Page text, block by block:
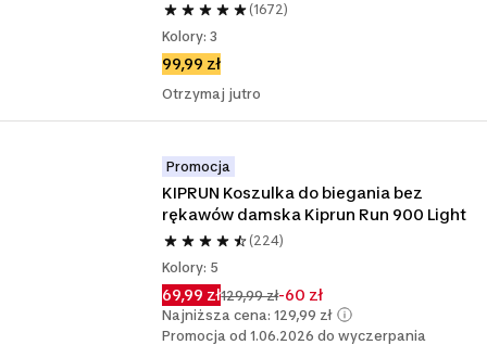
(1672)
Kolory: 3
99,99 zł
Otrzymaj jutro
Promocja
KIPRUN Koszulka do biegania bez
rękawów damska Kiprun Run 900 Light
(224)
Kolory: 5
69,99 zł129,99 zł-60 zł
Najniższa cena: 129,99 zł
Promocja od 1.06.2026 do wyczerpania